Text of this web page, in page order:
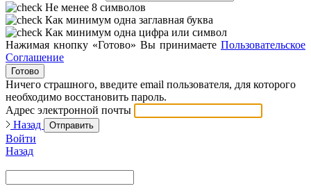
Не менее 8 символов
Как минимум одна заглавная буква
Как минимум одна цифра или символ
Нажимая кнопку «Готово» Вы принимаете Пользовательское
Соглашение
Готово
Ничего страшного, введите email пользователя, для которого
необходимо восстановить пароль.
Адрес электронной почты
Назад
Отправить
Войти
Назад